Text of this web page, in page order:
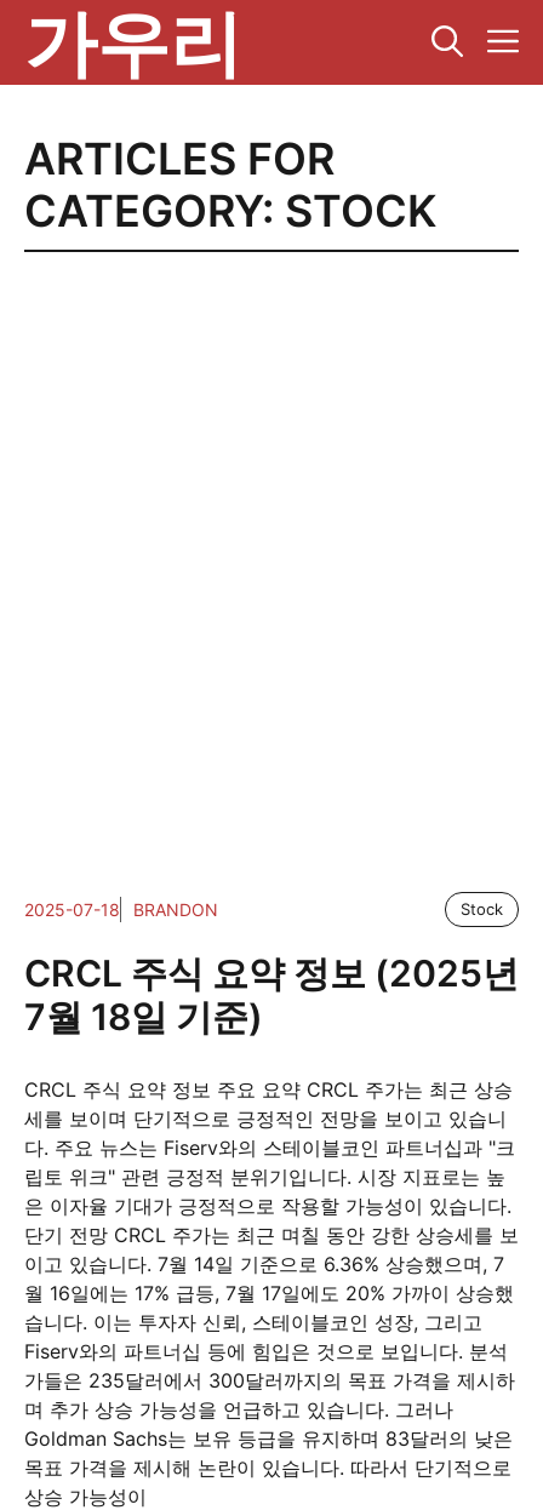
가우리
ARTICLES FOR
CATEGORY: STOCK
2025-07-18 BRANDON Stock
CRCL 주식 요약 정보 (2025년
7월 18일 기준)
CRCL 주식 요약 정보 주요 요약 CRCL 주가는 최근 상승
세를 보이며 단기적으로 긍정적인 전망을 보이고 있습니
다. 주요 뉴스는 Fiserv와의 스테이블코인 파트너십과 "크
립토 위크" 관련 긍정적 분위기입니다. 시장 지표로는 높
은 이자율 기대가 긍정적으로 작용할 가능성이 있습니다.
단기 전망 CRCL 주가는 최근 며칠 동안 강한 상승세를 보
이고 있습니다. 7월 14일 기준으로 6.36% 상승했으며, 7
월 16일에는 17% 급등, 7월 17일에도 20% 가까이 상승했
습니다. 이는 투자자 신뢰, 스테이블코인 성장, 그리고
Fiserv와의 파트너십 등에 힘입은 것으로 보입니다. 분석
가들은 235달러에서 300달러까지의 목표 가격을 제시하
며 추가 상승 가능성을 언급하고 있습니다. 그러나
Goldman Sachs는 보유 등급을 유지하며 83달러의 낮은
목표 가격을 제시해 논란이 있습니다. 따라서 단기적으로
상승 가능성이